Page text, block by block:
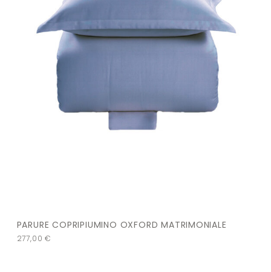
PARURE COPRIPIUMINO OXFORD MATRIMONIALE
277,00€